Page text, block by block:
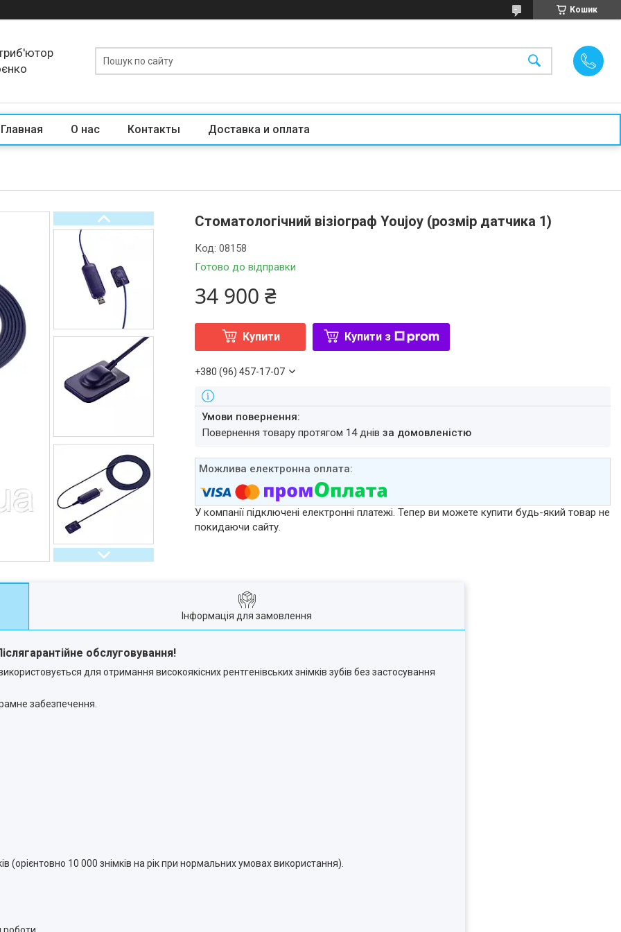
Кошик
Главная О нас Контакты Доставка и оплата
Стоматологічний візіограф Youjoy (розмір датчика 1)
Готово до відправки
Код:08158
34 900 ₴
Купити Купити з
+380 (96) 457-17-07
повернення товару протягом 14 днівза домовленістю
У компанії підключені електронні платежі. Тепер ви можете купити будь-який товар не
покидаючи сайту.
Інформація для замовлення
обслуговування!
для отримання високоякісних рентгенівських знімків зубів без застосування
забезпечення.
(орієнтовно 10 000 знімків на рік при нормальних умовах використання).